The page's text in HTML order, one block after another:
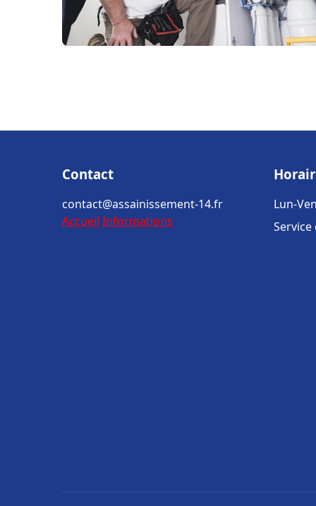
Contact
contact@assainissement-14.fr
Accueil Informations
Lun-